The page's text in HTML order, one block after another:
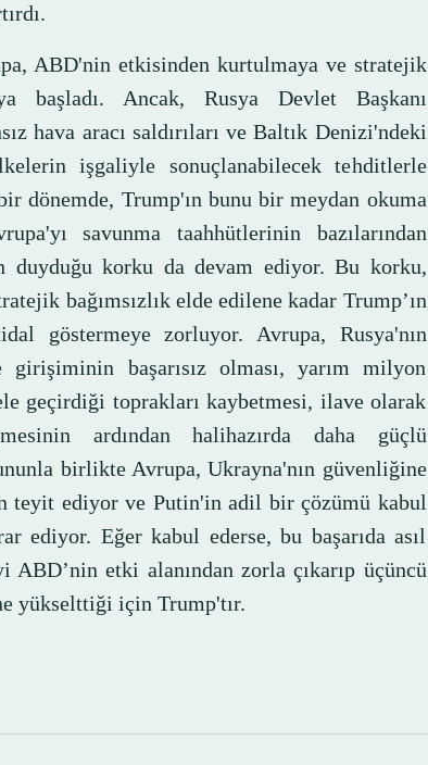
ABD'nin etkisinden kurtulmaya ve stratejik
başladı. Ancak, Rusya Devlet Başkanı
hava aracı saldırıları ve Baltık Denizi'ndeki
işgaliyle sonuçlanabilecek tehditlerle
dönemde, Trump'ın bunu bir meydan okuma
savunma taahhütlerinin bazılarından
duyduğu korku da devam ediyor. Bu korku,
bağımsızlık elde edilene kadar Trump’ın
göstermeye zorluyor. Avrupa, Rusya'nın
girişiminin başarısız olması, yarım milyon
geçirdiği toprakları kaybetmesi, ilave olarak
ardından halihazırda daha güçlü
birlikte Avrupa, Ukrayna'nın güvenliğine
teyit ediyor ve Putin'in adil bir çözümü kabul
ediyor. Eğer kabul ederse, bu başarıda asıl
ABD’nin etki alanından zorla çıkarıp üçüncü
yükselttiği için Trump'tır.